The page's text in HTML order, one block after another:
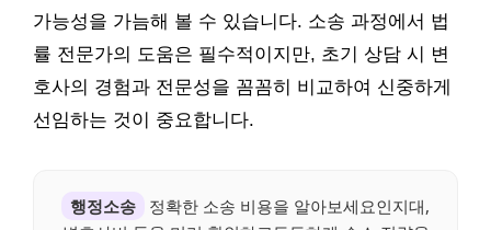
가능성을 가늠해 볼 수 있습니다. 소송 과정에서 법
률 전문가의 도움은 필수적이지만, 초기 상담 시 변
호사의 경험과 전문성을 꼼꼼히 비교하여 신중하게
선임하는 것이 중요합니다.
행정소송
정확한 소송 비용을 알아보세요인지대,